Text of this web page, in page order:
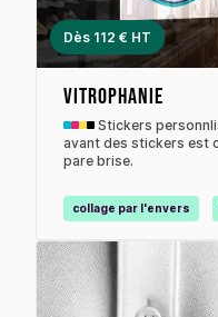
Dès 112 € HT
Vitrophanie
Stickers
avant des stickers est
pare brise.
collage par l'envers